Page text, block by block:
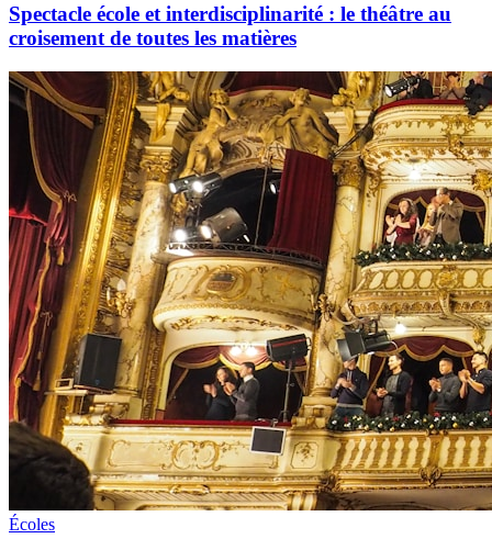
Spectacle école et interdisciplinarité : le théâtre au
croisement de toutes les matières
Écoles